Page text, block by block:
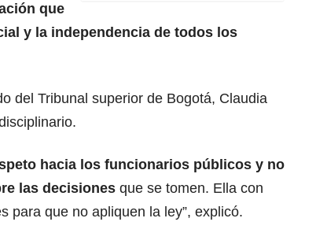
que
y la independencia de todos los
del Tribunal superior de Bogotá, Claudia
hacia los funcionarios públicos y no
las decisiones que se tomen. Ella con
para que no apliquen la ley”, explicó.